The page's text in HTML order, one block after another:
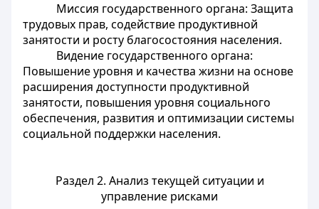
Миссия государственного органа: Защита
трудовых прав, содействие продуктивной
занятости и росту благосостояния населения.
Видение государственного органа:
Повышение уровня и качества жизни на основе
расширения доступности продуктивной
занятости, повышения уровня социального
обеспечения, развития и оптимизации системы
социальной поддержки населения.
Раздел 2. Анализ текущей ситуации и
управление рисками